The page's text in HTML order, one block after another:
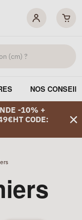
NOS
-10% +
CODE: